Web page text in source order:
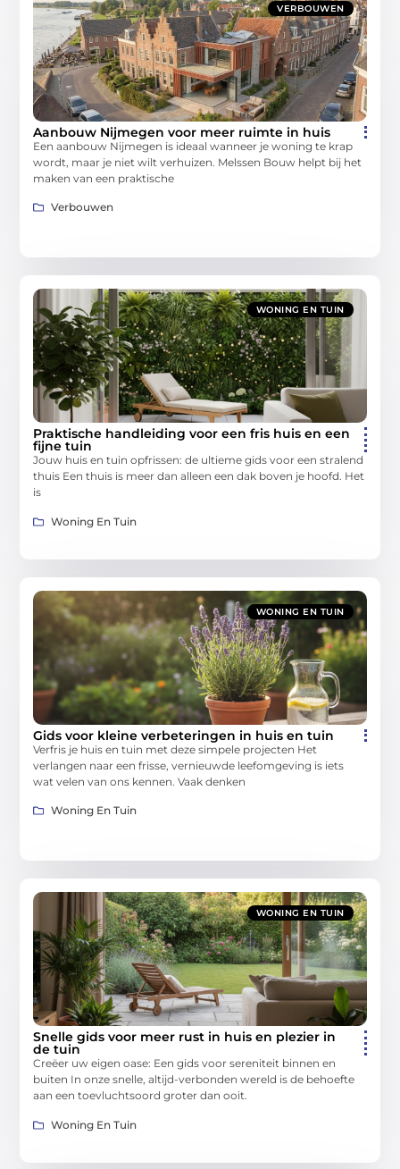
VERBOUWEN
Aanbouw Nijmegen voor meer ruimte in huis
Een aanbouw Nijmegen is ideaal wanneer je woning te krap
wordt, maar je niet wilt verhuizen. Melssen Bouw helpt bij het
maken van een praktische
Verbouwen
WONING EN TUIN
Praktische handleiding voor een fris huis en een
fijne tuin
Jouw huis en tuin opfrissen: de ultieme gids voor een stralend
thuis Een thuis is meer dan alleen een dak boven je hoofd. Het
is
Woning En Tuin
WONING EN TUIN
Gids voor kleine verbeteringen in huis en tuin
Verfris je huis en tuin met deze simpele projecten Het
verlangen naar een frisse, vernieuwde leefomgeving is iets
wat velen van ons kennen. Vaak denken
Woning En Tuin
WONING EN TUIN
Snelle gids voor meer rust in huis en plezier in
de tuin
Creëer uw eigen oase: Een gids voor sereniteit binnen en
buiten In onze snelle, altijd-verbonden wereld is de behoefte
aan een toevluchtsoord groter dan ooit.
Woning En Tuin